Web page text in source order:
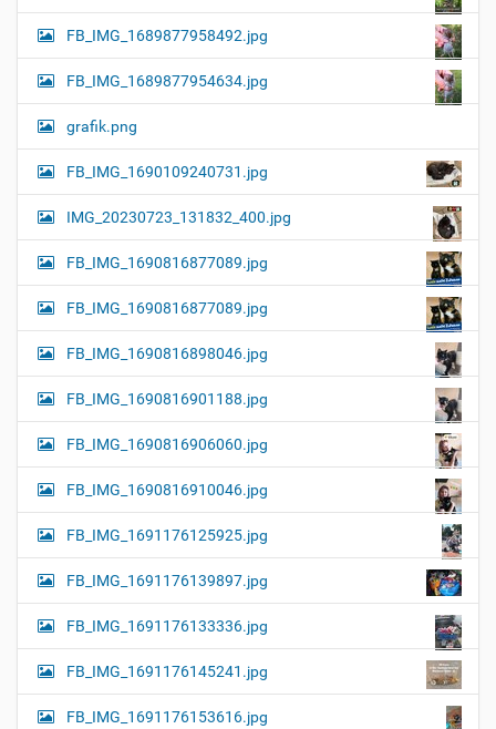
FB_IMG_1689877958492.jpg
FB_IMG_1689877954634.jpg
grafik.png
FB_IMG_1690109240731.jpg
IMG_20230723_131832_400.jpg
FB_IMG_1690816877089.jpg
FB_IMG_1690816877089.jpg
FB_IMG_1690816898046.jpg
FB_IMG_1690816901188.jpg
FB_IMG_1690816906060.jpg
FB_IMG_1690816910046.jpg
FB_IMG_1691176125925.jpg
FB_IMG_1691176139897.jpg
FB_IMG_1691176133336.jpg
FB_IMG_1691176145241.jpg
FB_IMG_1691176153616.jpg